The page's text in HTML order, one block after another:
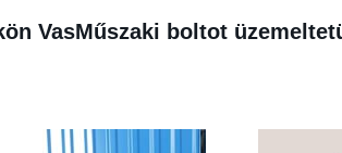
VasMűszaki boltot